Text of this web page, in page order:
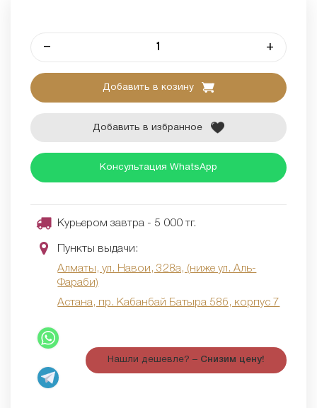
– +
Добавить в козину
Добавить в избранное
Консультация WhatsApp
Курьером завтра - 5 000 тг.
Пункты выдачи:
Алматы, ул. Навои, 328а, (ниже ул. Аль-
Фараби)
Астана, пр. Кабанбай Батыра 58б, корпус 7
Нашли дешевле? – Снизим цену!